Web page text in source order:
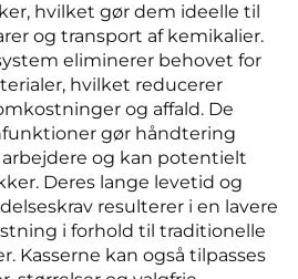
hvilket gør dem ideelle til
og transport af kemikalier.
eliminerer behovet for
hvilket reducerer
og affald. De
gør håndtering
og kan potentielt
Deres lange levetid og
resulterer i en lavere
i forhold til traditionelle
Kasserne kan også tilpasses